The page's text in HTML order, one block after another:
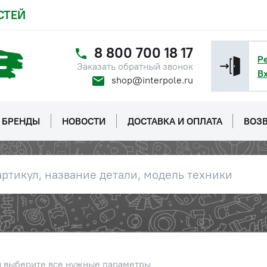
8 800 700 18 17
Заказать обратный звонок
shop@interpole.ru
БРЕНДЫ НОВОСТИ ДОСТАВКА И ОПЛАТА
выберите все нужные параметры
Наличие
Обратитесь к
консультанту
Обратитесь к
консультанту
сборе
Наличие
консультанту
Наличие
Обратитесь к
консультанту